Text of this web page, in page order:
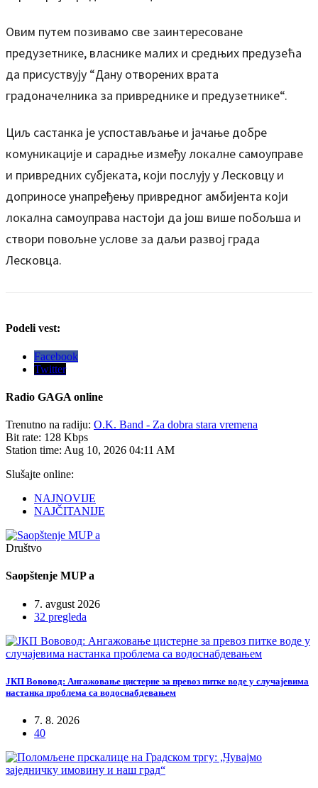
Овим путем позивамо све заинтересоване
предузетнике, власнике малих и средњих предузећа
да присуствују “Дану отворених врата
градоначелника за привреднике и предузетнике“.
Циљ састанка је успостављање и јачање добре
комуникације и сарадње између локалне самоуправе
и привредних субјеката, који послују у Лесковцу и
доприносе унапређењу привредног амбијента који
локална самоуправа настоји да још више побољша и
створи повољне услове за даљи развој града
Лесковца.
Podeli vest:
Facebook
Twitter
Radio GAGA online
Trenutno na radiju: O.K. Band - Za dobra stara vremena
Bit rate: 128 Kbps
Station time: Aug 10, 2026 04:11 AM
Slušajte online:
NAJNOVIJE
NAJČITANIJE
Društvo
Saopštenje MUP a
7. avgust 2026
32 pregleda
ЈКП Вововод: Ангажовање цистерне за превоз питке воде у случајевима
настанка проблема са водоснабдевањем
7. 8. 2026
40